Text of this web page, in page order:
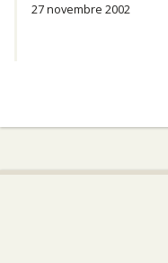
27 novembre 2002